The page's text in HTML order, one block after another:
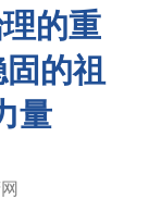
的重
的祖
量